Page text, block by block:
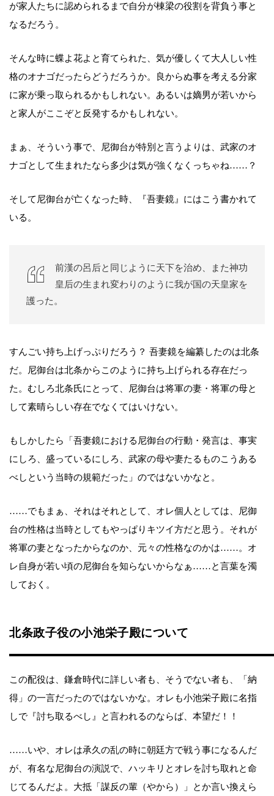
が家人たちに認められるまで自分が棟梁の役割を背負う事と
なるだろう。
そんな時に蝶よ花よと育てられた、気が優しくて大人しい性
格のオナゴだったらどうだろうか。良からぬ事を考える分家
に家が乗っ取られるかもしれない。あるいは嫡男が若いから
と家人がここぞと反発するかもしれない。
まぁ、そういう事で、尼御台が特別と言うよりは、武家のオ
ナゴとして生まれたなら多少は気が強くなくっちゃね……？
そして尼御台が亡くなった時、『吾妻鏡』にはこう書かれて
いる。
前漢の呂后と同じように天下を治め、また神功
皇后の生まれ変わりのように我が国の天皇家を
護った。
すんごい持ち上げっぷりだろう？ 吾妻鏡を編纂したのは北条
だ。尼御台は北条からこのように持ち上げられる存在だっ
た。むしろ北条氏にとって、尼御台は将軍の妻・将軍の母と
して素晴らしい存在でなくてはいけない。
もしかしたら「吾妻鏡における尼御台の行動・発言は、事実
にしろ、盛っているにしろ、武家の母や妻たるものこうある
べしという当時の規範だった」のではないかなと。
……でもまぁ、それはそれとして、オレ個人としては、尼御
台の性格は当時としてもやっぱりキツイ方だと思う。それが
将軍の妻となったからなのか、元々の性格なのかは……。オ
レ自身が若い頃の尼御台を知らないからなぁ……と言葉を濁
しておく。
北条政子役の小池栄子殿について
この配役は、鎌倉時代に詳しい者も、そうでない者も、「納
得」の一言だったのではないかな。オレも小池栄子殿に名指
しで『討ち取るべし』と言われるのならば、本望だ！！
……いや、オレは承久の乱の時に朝廷方で戦う事になるんだ
が、有名な尼御台の演説で、ハッキリとオレを討ち取れと命
じてるんだよ。大抵「謀反の輩（やから）」とか言い換えら